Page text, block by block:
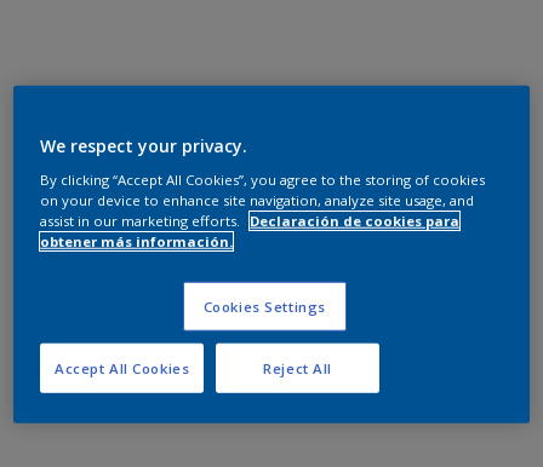
We respect your privacy.
By clicking “Accept All Cookies”, you agree to the storing of cookies
on your device to enhance site navigation, analyze site usage, and
assist in our marketing efforts.
Declaración de cookies para
obtener más información.
Cookies Settings
Reject All
Accept All Cookies